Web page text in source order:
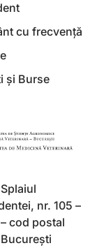
cu frecvență
și Burse
Splaiul
nr. 105 –
cod postal